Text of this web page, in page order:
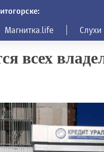
Магнитка.life Слухи
всех